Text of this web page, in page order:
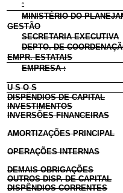
“
MINISTÉRIO DO
GESTÃO
SECRETARIA EXECUTIVA
DEPTO. DE
EMPR.ESTATAIS
EMPRESA :
U S O S
DISPÊNDIOS DE CAPITAL
INVESTIMENTOS
INVERSÕES FINANCEIRAS
AMORTIZAÇÕES PRINCIPAL
OPERAÇÕES INTERNAS
DEMAIS OBRIGAÇÕES
OUTROS DISP. DE CAPITAL
DISPÊNDIOS CORRENTES